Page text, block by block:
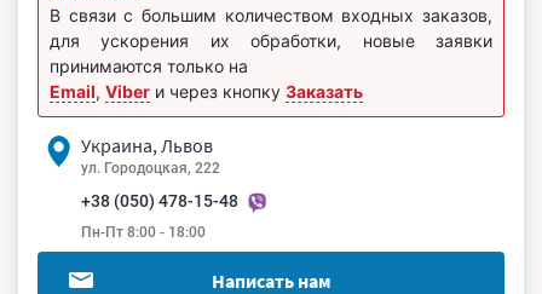
В связи с большим количеством входных заказов,
для ускорения их обработки, новые заявки
принимаются только на
Email, Viber и через кнопку Заказать
Украина, Львов
ул. Городоцкая, 222
+38 (050) 478-15-48
Пн-Пт 8:00 - 18:00
Написать нам